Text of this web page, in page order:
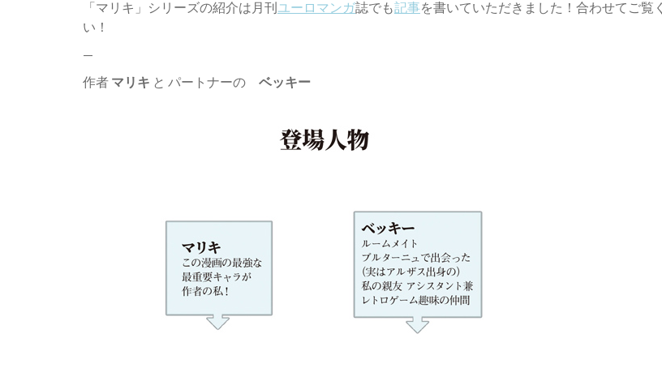
「マリキ」シリーズの紹介は月刊ユーロマンガ誌でも記事を書いていただきました！合わせてご覧
い！
—
作者 マリキ と パートナーの ベッキー